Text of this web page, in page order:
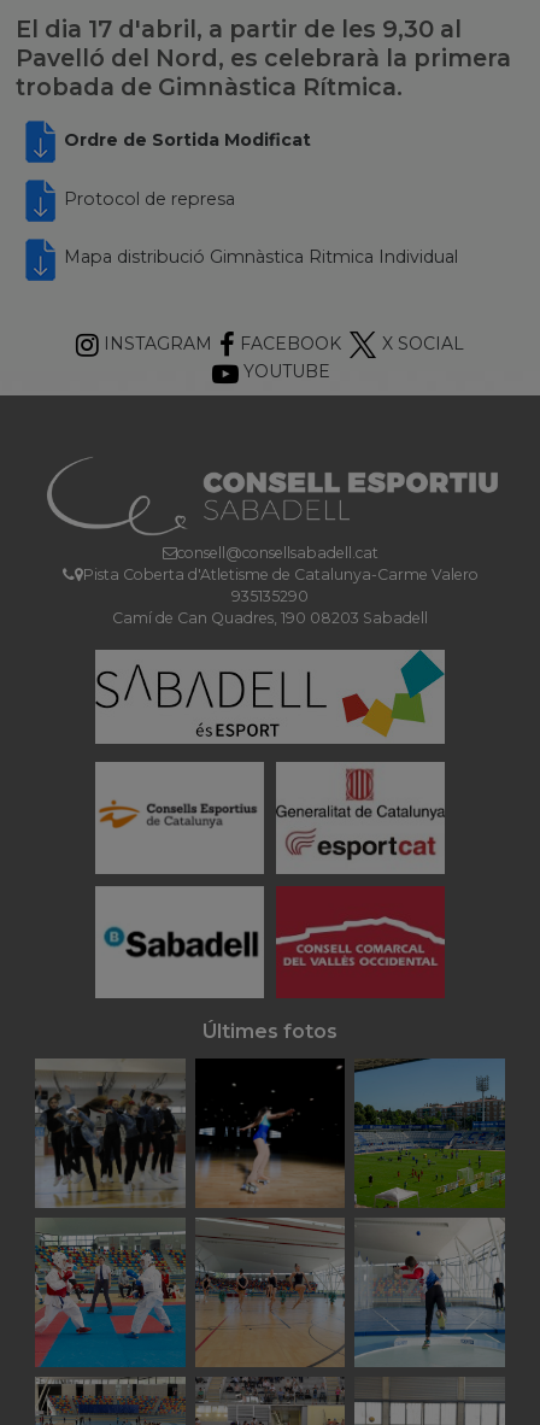
El dia 17 d'abril, a partir de les 9,30 al
Pavelló del Nord, es celebrarà la primera
trobada de Gimnàstica Rítmica.
Ordre de Sortida Modificat
Protocol de represa
Mapa distribució Gimnàstica Ritmica Individual
INSTAGRAM FACEBOOK
X SOCIAL
YOUTUBE
consell@consellsabadell.cat
Pista Coberta d'Atletisme de Catalunya-Carme Valero
935135290
Camí de Can Quadres, 190 08203 Sabadell
Últimes fotos